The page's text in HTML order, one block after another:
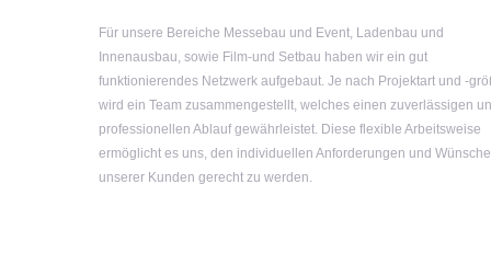
Für unsere Bereiche Messebau und Event, Ladenbau und
Innenausbau, sowie Film-und Setbau haben wir ein gut
funktionierendes Netzwerk aufgebaut. Je nach Projektart und -
wird ein Team zusammengestellt, welches einen zuverlässigen
professionellen Ablauf gewährleistet. Diese flexible Arbeitsweise
ermöglicht es uns, den individuellen Anforderungen und
unserer Kunden gerecht zu werden.